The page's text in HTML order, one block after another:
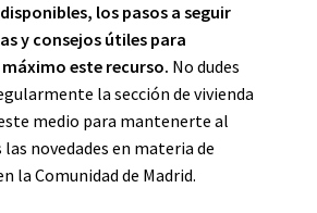
los pasos a seguir
y consejos útiles para
este recurso. No dudes
la sección de vivienda
medio para mantenerte al
novedades en materia de
la Comunidad de Madrid.